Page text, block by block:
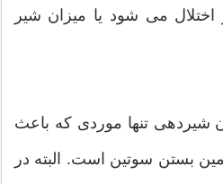
اختلال می شود یا میزان شیر
شیردهی تنها موردی که باعث
بستن سوتین است. البته در